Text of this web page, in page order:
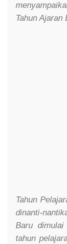
Tahun Ajaran
Tahun
dinanti-
Baru
tahun